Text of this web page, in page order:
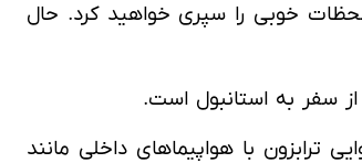
خوبی را سپری خواهید کرد. حال
ترابزون با هواپیماهای داخلی مانند